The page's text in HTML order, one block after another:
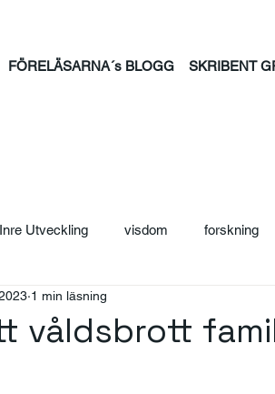
FÖRELÄSARNA´s BLOGG SKRIBENT
Inre Utveckling visdom forskning
Säljträning
våldsbrott
1 min läsning